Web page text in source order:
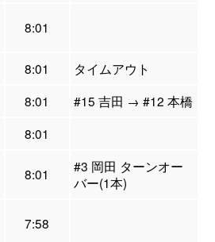
8:01
8:01
タイムアウト
8:01
#15 吉田 → #12 本橋
8:01
8:01
#3 岡田 ターンオー
バー(1本)
7:58